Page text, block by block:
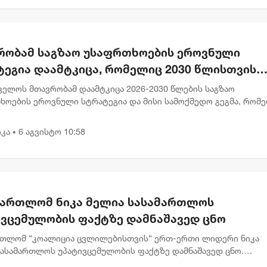
საგზაო უსაფრთხოების ეროვნული
დაამტკიცა, რომელიც 2030 წლისთვის
და დაღუპულთა რაოდენობის 25%-
ითვალისწინებს
მთავრობამ დაამტკიცა 2026-2030 წლების საგზაო
ეროვნული სტრატეგია და მისი სამოქმედო გეგმა,
რაოდენობის 2...
• 6 აგვისტო 10:58
ნიკა მელია სასამართლოს
ფაქტზე დამნაშავედ ცნო
“კოალიცია ცვლილებისთვის“ ერთ-ერთი ლიდერი ნიკა
უპატივცემულობის ფაქტზე დამნაშავედ ცნო.